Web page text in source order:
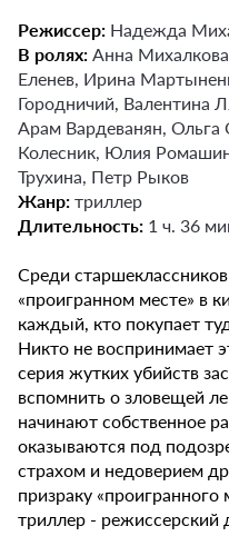
Режиссер: Надежда
В ролях:Анна
Еленев, Ирина
Городничий, Валентина
Арам Вардеванян, Ольга
Колесник, Юлия
Трухина, Петр Рыков
Жанр:триллер
Длительность: 1 ч. 36
Среди
«проигранном месте» в
каждый, кто покупает
Никто не воспринимает
серия жутких убийств
вспомнить о зловещей
начинают собственное
оказываются под
страхом и недоверием
призраку
триллер -